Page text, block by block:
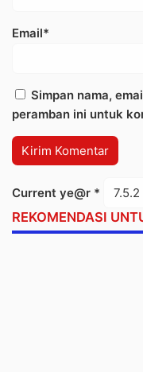
Email*
Simpan nama,
peramban ini untuk
Current ye@r *
REKOMENDASI